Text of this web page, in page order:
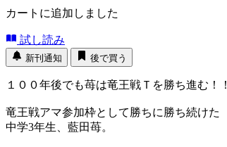
カートに追加しました
試し読み
新刊通知 後で買う
１００年後でも苺は竜王戦Ｔを勝ち進む！！
竜王戦アマ参加枠として勝ちに勝ち続けた
中学3年生、藍田苺。